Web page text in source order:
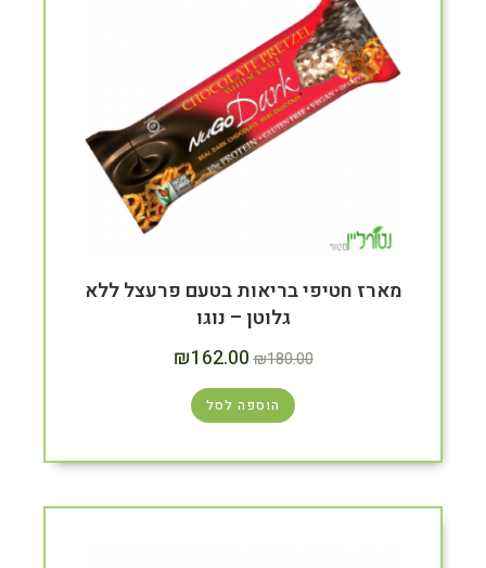
מארז חטיפי בריאות בטעם פרעצל ללא
גלוטן – נוגו
₪180.00
₪162.00
הוספה לסל